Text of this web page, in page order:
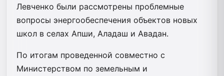
Левченко были рассмотрены проблемные
вопросы энергообеспечения объектов новых
школ в селах Апши, Аладаш и Авадан.
По итогам проведенной совместно с
Министерством по земельным и